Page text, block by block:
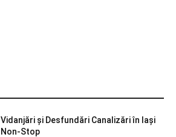
Vidanjări și Desfundări Canalizări în Iași
Non-Stop